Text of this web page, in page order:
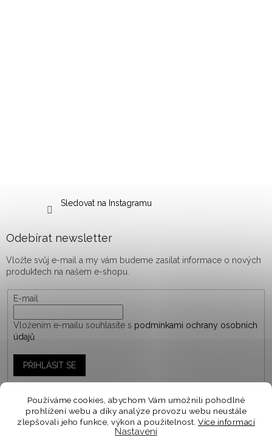
Používáme cookies, abychom Vám umožnili pohodlné
prohlížení webu a díky analýze provozu webu neustále
zlepšovali jeho funkce, výkon a použitelnost. Více informací
Nastavení
Sledovat na Instagramu
Odebírat newsletter
Vložte svůj e-mail a my vám budeme zasílat informace o nových
produktech na našem e-shopu.
E-mail
Vložením e-mailu souhlasíte s podmínkami ochrany osobních
údajů
PŘIHLÁSIT SE
Vytvořil Shoptet